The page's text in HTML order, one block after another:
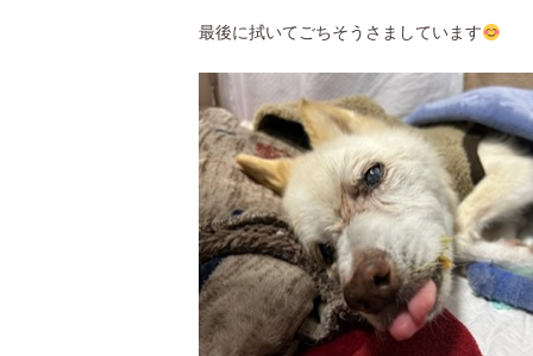
最後に拭いてごちそうさましています